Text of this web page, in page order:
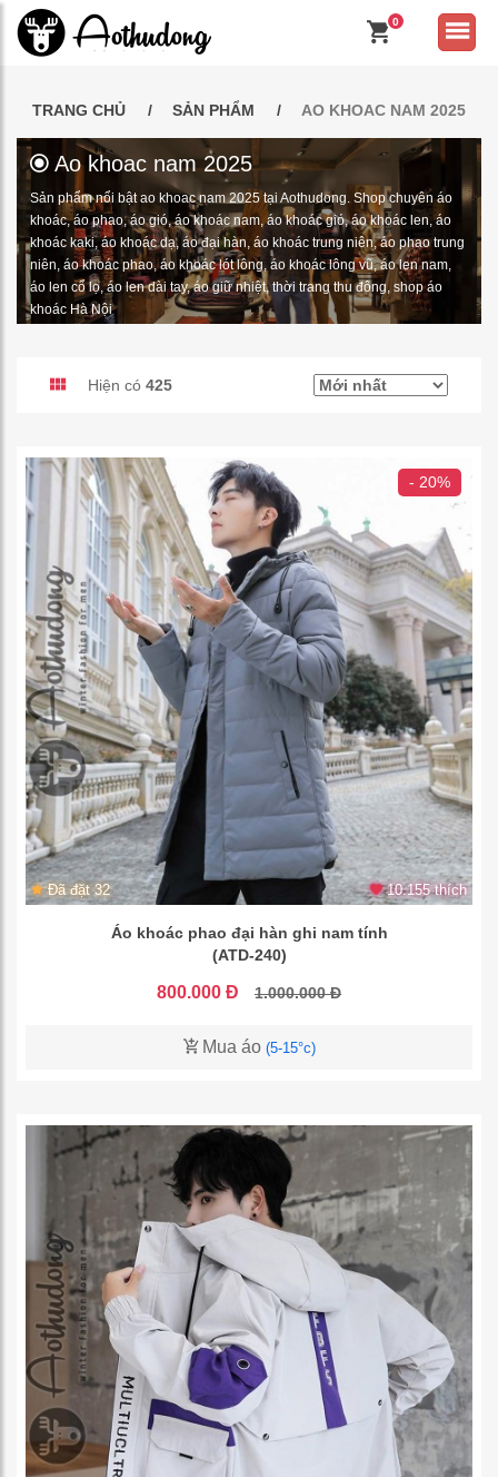
0
TRANG CHỦ SẢN PHẨM AO KHOAC NAM 2025
Ao khoac nam 2025
Sản phẩm nổi bật ao khoac nam 2025 tại Aothudong. Shop chuyên áo
khoác, áo phao, áo gió, áo khoác nam, áo khoác gió, áo khoác len, áo
khoác kaki, áo khoác dạ, áo đại hàn, áo khoác trung niên, áo phao trung
niên, áo khoác phao, áo khoác lót lông, áo khoác lông vũ, áo len nam,
áo len cổ lọ, áo len dài tay, áo giữ nhiệt, thời trang thu đông, shop áo
khoác Hà Nội
Hiện có 425
- 20%
Đã đặt 32 10.155 thích
Áo khoác phao đại hàn ghi nam tính
(ATD-240)
800.000 Đ 1.000.000 Đ
Mua áo (5-15°c)